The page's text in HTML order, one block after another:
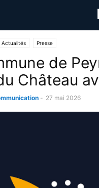
Actualités Presse
de
Château
- 27 mai 2026